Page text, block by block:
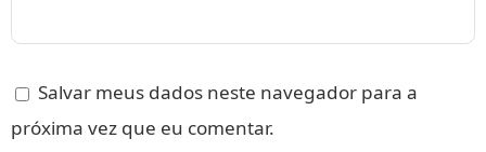
Salvar meus dados neste navegador para a
próxima vez que eu comentar.